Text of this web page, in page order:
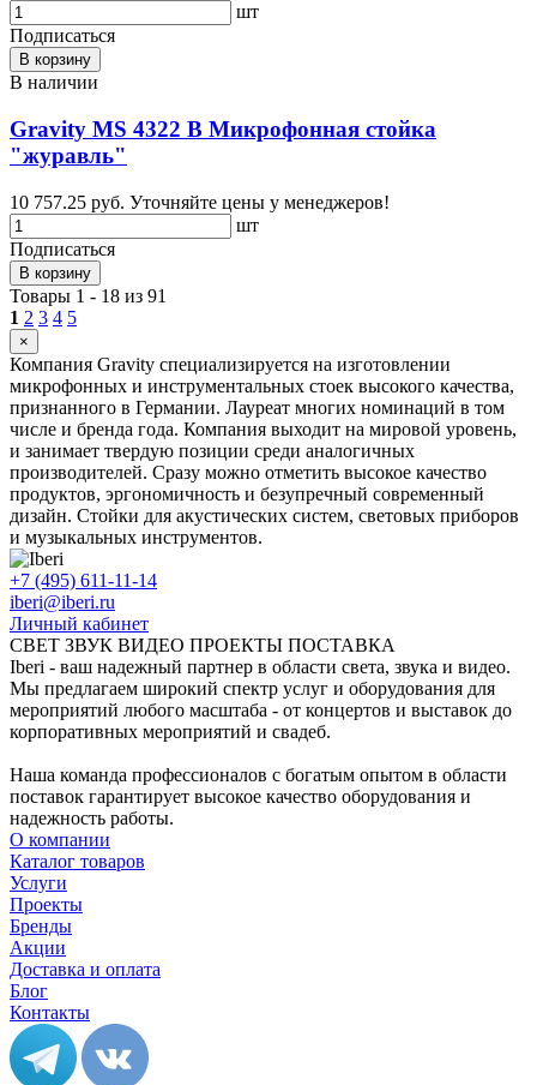
шт
Подписаться
В корзину
В наличии
Gravity MS 4322 B Микрофонная стойка
"журавль"
10 757.25 руб. Уточняйте цены у менеджеров!
шт
Подписаться
В корзину
Товары 1 - 18 из 91
1 2 3 4 5
×
Компания Gravity специализируется на изготовлении
микрофонных и инструментальных стоек высокого качества,
признанного в Германии. Лауреат многих номинаций в том
числе и бренда года. Компания выходит на мировой уровень,
и занимает твердую позиции среди аналогичных
производителей. Сразу можно отметить высокое качество
продуктов, эргономичность и безупречный современный
дизайн. Стойки для акустических систем, световых приборов
и музыкальных инструментов.
+7 (495) 611-11-14
iberi@iberi.ru
Личный кабинет
СВЕТ ЗВУК ВИДЕО ПРОЕКТЫ ПОСТАВКА
Iberi - ваш надежный партнер в области света, звука и видео.
Мы предлагаем широкий спектр услуг и оборудования для
мероприятий любого масштаба - от концертов и выставок до
корпоративных мероприятий и свадеб.
Наша команда профессионалов с богатым опытом в области
поставок гарантирует высокое качество оборудования и
надежность работы.
О компании
Каталог товаров
Услуги
Проекты
Бренды
Акции
Доставка и оплата
Блог
Контакты